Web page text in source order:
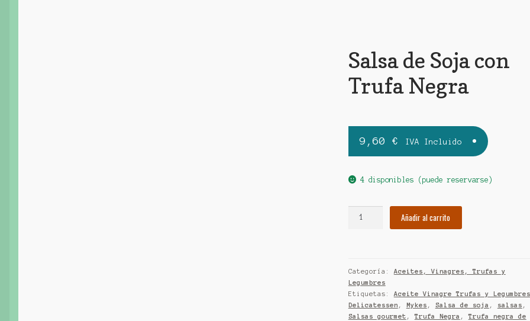
Salsa de Soja con
Trufa Negra
9,60€ IVA Incluido
4 disponibles (puede reservarse)
Negra
cantidad
Añadir al carrito
Categoría: Aceites, Vinagres, Trufas y
Legumbres
Etiquetas: Aceite Vinagre Trufas y Legumbres
Delicatessen , Mykes , Salsa de soja , salsas ,
Salsas gourmet ,Trufa Negra ,Trufa negra de